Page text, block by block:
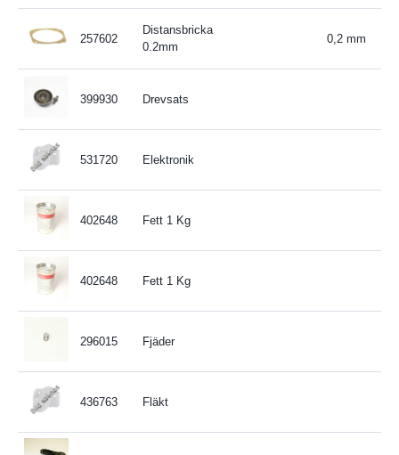
257602
Distansbricka
0.2mm
0,2 mm
399930 Drevsats
531720 Elektronik
402648 Fett 1 Kg
402648 Fett 1 Kg
296015 Fjäder
436763 Fläkt